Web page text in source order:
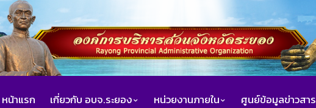
หน้าแรก เกี่ยวกับ อบจ.ระยอง หน่วยงานภายใน ศูนย์ข้อมูลข่าวสาร